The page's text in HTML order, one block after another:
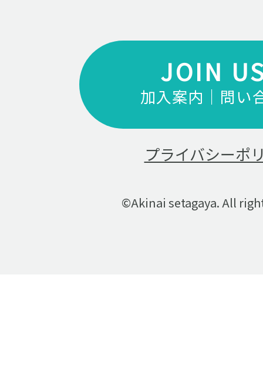
JOIN
加入案内｜問い
プライバシーポ
©Akinai setagaya. All